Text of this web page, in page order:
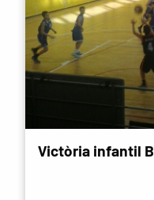
Victòria infantil B